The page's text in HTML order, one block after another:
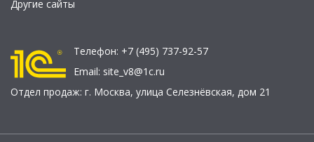
Другие сайты
Телефон: +7 (495) 737-92-57
Email: site_v8@1c.ru
Отдел продаж: г. Москва, улица Селезнёвская, дом 21